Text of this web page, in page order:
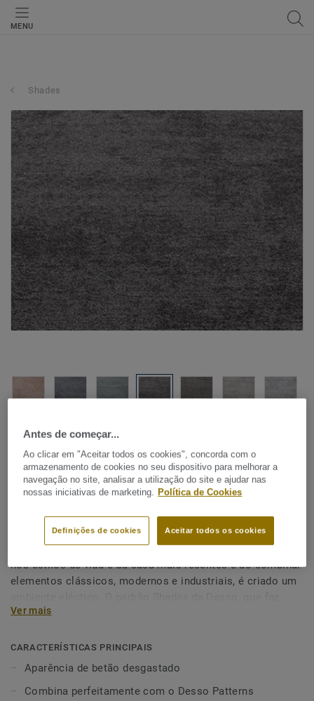
MENU
Shades
Alcatifa em rolo|Tapetes personalizados
Shades - Shades AA28 9511
As cores e os designs desempenham um papel importante
nos estilos de vida e da casa mais recentes e ao combinar
elementos clássicos, modernos e industriais, é criado um
lembrar o betão desgastado, pode ser perfeitamente
uma mistura subtil de passado e presente na sua divisão,
resultando num interior moderno com uma base nostálgica
e clássica, ou uma base robusta e industrial. Disponível
como alcatifa em rolo e tapete personalizado.
Ver mais
CARACTERÍSTICAS PRINCIPAIS
Aparência de betão desgastado
Combina perfeitamente com o Desso Patterns
Antes de começar...
Ao clicar em "Aceitar todos os cookies", concorda com o
armazenamento de cookies no seu dispositivo para melhorar a
navegação no site, analisar a utilização do site e ajudar nas
nossas iniciativas de marketing. Política de Cookies
Aceitar todos os cookies
Definições de cookies